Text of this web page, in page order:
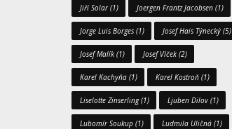
Jiří Solar(1) Joergen Frantz Jacobsen (1)
Jorge Luis Borges (1) Josef Hais Týnecký (5)
Josef Malík (1) Josef Vlček (2)
Karel Kachyňa (1) Karel Kostroň (1)
Liselotte Zinserling(1) Ljuben Dilov (1)
Lubomír Soukup (1) Ludmila Uličná (1)